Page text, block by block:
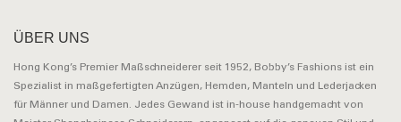
ÜBER UNS
Hong Kong’s Premier Maßschneiderer seit 1952, Bobby’s Fashions ist ein
Spezialist in maßgefertigten Anzügen, Hemden, Manteln und Lederjacken
für Männer und Damen. Jedes Gewand ist in-house handgemacht von